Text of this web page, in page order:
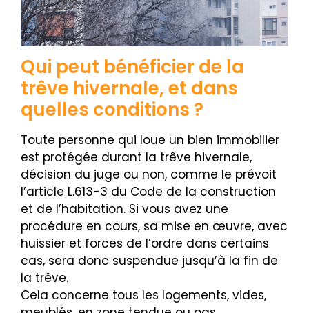
Qui peut bénéficier de la
trêve hivernale, et dans
quelles conditions ?
Toute personne qui loue un bien immobilier
est protégée durant la trêve hivernale,
décision du juge ou non, comme le prévoit
l’article L.613-3 du Code de la construction
et de l’habitation. Si vous avez une
procédure en cours, sa mise en œuvre, avec
huissier et forces de l’ordre dans certains
cas, sera donc suspendue jusqu’à la fin de
la trêve.
Cela concerne tous les logements, vides,